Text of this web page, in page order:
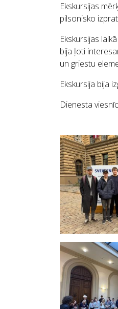
Ekskursijas
pilsonisko
Ekskursijas
bija ļoti
un griestu
Ekskursija bija
Dienesta